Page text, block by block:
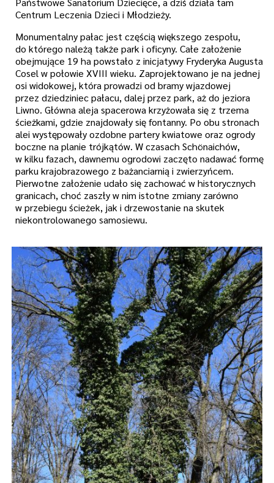
Centrum Leczenia Dzieci i Młodzieży.
Monumentalny pałac jest częścią większego zespołu,
do którego należą także park i oficyny. Całe założenie
obejmujące 19 ha powstało z inicjatywy Fryderyka Augusta
Cosel w połowie XVIII wieku. Zaprojektowano je na jednej
osi widokowej, która prowadzi od bramy wjazdowej
przez dziedziniec pałacu, dalej przez park, aż do jeziora
Liwno. Główna aleja spacerowa krzyżowała się z trzema
ścieżkami, gdzie znajdowały się fontanny. Po obu stronach
alei występowały ozdobne partery kwiatowe oraz ogrody
boczne na planie trójkątów. W czasach Schönaichów,
w kilku fazach, dawnemu ogrodowi zaczęto nadawać formę
parku krajobrazowego z bażanciarnią i zwierzyńcem.
Pierwotne założenie udało się zachować w historycznych
granicach, choć zaszły w nim istotne zmiany zarówno
w przebiegu ścieżek, jak i drzewostanie na skutek
niekontrolowanego samosiewu.